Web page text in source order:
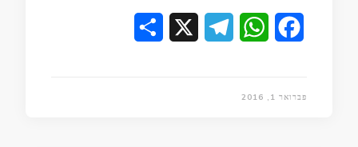
Facebook
WhatsApp
Telegram
פברואר 1, 2016